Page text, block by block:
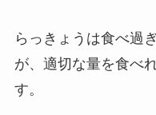
らっきょうは食べ過
が、適切な量を食べ
す。